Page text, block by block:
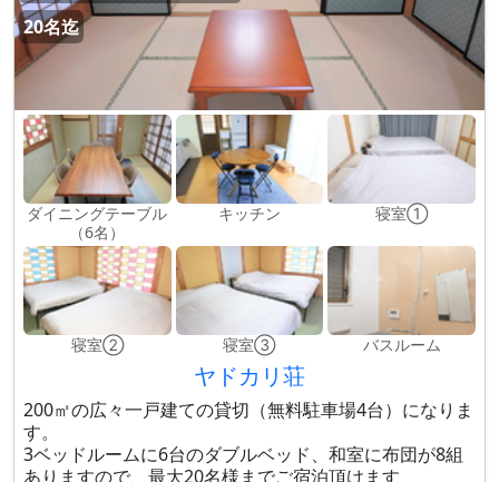
20名迄
ダイニングテーブル
（6名）
キッチン 寝室①
寝室② 寝室③ バスルーム
ヤドカリ荘
200㎡の広々一戸建ての貸切（無料駐車場4台）になりま
す。
3ベッドルームに6台のダブルベッド、和室に布団が8組
ありますので、最大20名様までご宿泊頂けます